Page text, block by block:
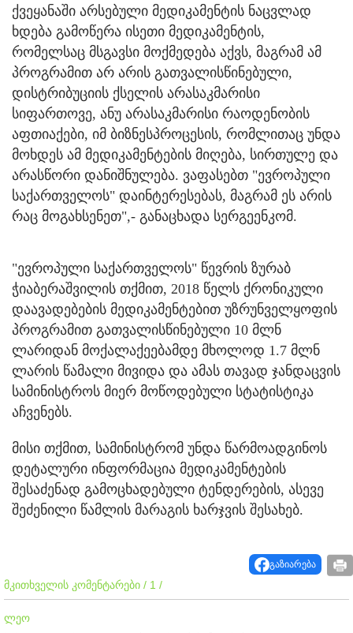
ქვეყანაში არსებული მედიკამენტის ნაცვლად
ხდება გამოწერა ისეთი მედიკამენტის,
რომელსაც მსგავსი მოქმედება აქვს, მაგრამ ამ
პროგრამით არ არის გათვალისწინებული,
დისტრიბუციის ქსელის არასაკმარისი
სიფართოვე, ანუ არასაკმარისი რაოდენობის
აფთიაქები, იმ ბიზნესპროცესის, რომლითაც უნდა
მოხდეს ამ მედიკამენტების მიღება, სირთულე და
არასწორი დანიშნულება. ვაფასებთ "ევროპული
საქართველოს" დაინტერესებას, მაგრამ ეს არის
რაც მოგახსენეთ",- განაცხადა სერგეენკომ.
"ევროპული საქართველოს" წევრის ზურაბ
ჭიაბერაშვილის თქმით, 2018 წელს ქრონიკული
დაავადებების მედიკამენტებით უზრუნველყოფის
პროგრამით გათვალისწინებული 10 მლნ
ლარიდან მოქალაქეებამდე მხოლოდ 1.7 მლნ
ლარის წამალი მივიდა და ამას თავად ჯანდაცვის
სამინისტროს მიერ მოწოდებული სტატისტიკა
აჩვენებს.
მისი თქმით, სამინისტრომ უნდა წარმოადგინოს
დეტალური ინფორმაცია მედიკამენტების
შესაძენად გამოცხადებული ტენდერების, ასევე
შეძენილი წამლის მარაგის ხარჯვის შესახებ.
გაზიარება
მკითხველის კომენტარები / 1 /
ლეო